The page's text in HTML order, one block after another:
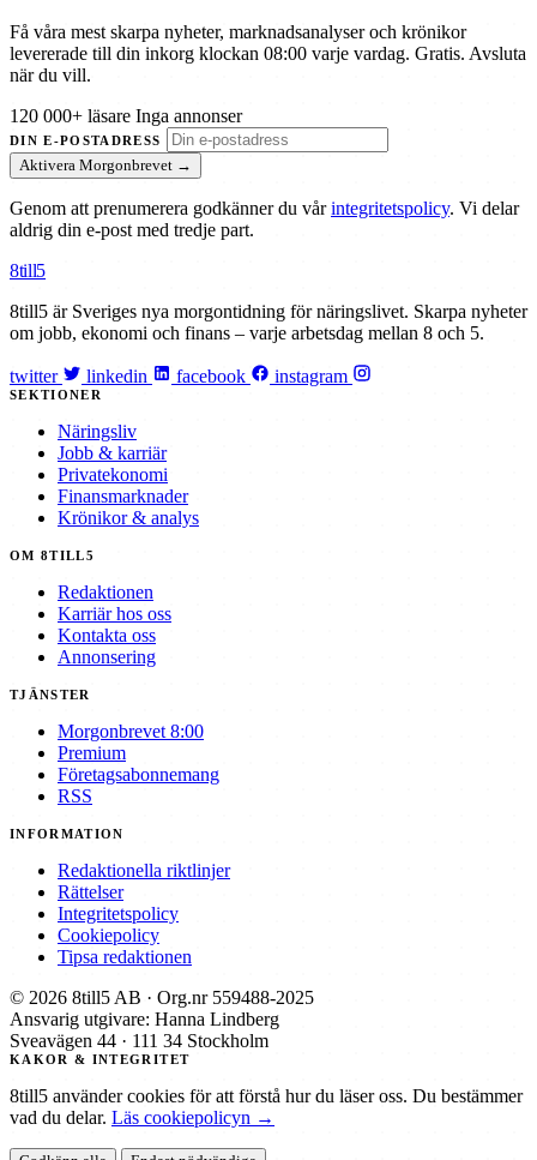
Få våra mest skarpa nyheter, marknadsanalyser och krönikor
levererade till din inkorg klockan 08:00 varje vardag. Gratis. Avsluta
när du vill.
120 000+ läsare Inga annonser
DIN E-POSTADRESS
Aktivera Morgonbrevet →
Genom att prenumerera godkänner du vårintegritetspolicy. Vi delar
aldrig din e-post med tredje part.
8till5
8till5 är Sveriges nya morgontidning för näringslivet. Skarpa nyheter
om jobb, ekonomi och finans – varje arbetsdag mellan 8 och 5.
twitter linkedin facebook instagram
SEKTIONER
Näringsliv
Jobb & karriär
Privatekonomi
Finansmarknader
Krönikor & analys
OM 8TILL5
Redaktionen
Karriär hos oss
Kontakta oss
Annonsering
TJÄNSTER
Morgonbrevet 8:00
Premium
Företagsabonnemang
RSS
INFORMATION
Redaktionella riktlinjer
Rättelser
Integritetspolicy
Cookiepolicy
Tipsa redaktionen
© 2026 8till5 AB · Org.nr 559488-2025
Ansvarig utgivare: Hanna Lindberg
Sveavägen 44 · 111 34 Stockholm
KAKOR & INTEGRITET
8till5 använder cookies för att förstå hur du läser oss. Du bestämmer
vad du delar. Läs cookiepolicyn →